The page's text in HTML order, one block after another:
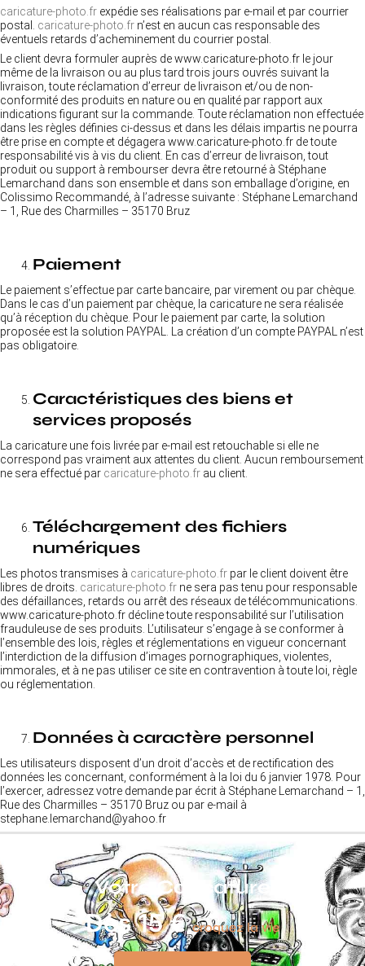
caricature-photo.fr expédie ses réalisations par e-mail et par courrier
postal. caricature-photo.fr n’est en aucun cas responsable des
éventuels retards d’acheminement du courrier postal.
Le client devra formuler auprès de www.caricature-photo.fr le jour
même de la livraison ou au plus tard trois jours ouvrés suivant la
livraison, toute réclamation d’erreur de livraison et/ou de non-
conformité des produits en nature ou en qualité par rapport aux
indications figurant sur la commande. Toute réclamation non effectuée
dans les règles définies ci-dessus et dans les délais impartis ne pourra
être prise en compte et dégagera www.caricature-photo.fr de toute
responsabilité vis à vis du client. En cas d’erreur de livraison, tout
produit ou support à rembourser devra être retourné à Stéphane
Lemarchand dans son ensemble et dans son emballage d’origine, en
Colissimo Recommandé, à l’adresse suivante : Stéphane Lemarchand
– 1, Rue des Charmilles – 35170 Bruz
Paiement
Le paiement s’effectue par carte bancaire, par virement ou par chèque.
Dans le cas d’un paiement par chèque, la caricature ne sera réalisée
qu’à réception du chèque. Pour le paiement par carte, la solution
proposée est la solution PAYPAL. La création d’un compte PAYPAL n’est
pas obligatoire.
Caractéristiques des biens et
services proposés
La caricature une fois livrée par e-mail est retouchable si elle ne
correspond pas vraiment aux attentes du client. Aucun remboursement
ne sera effectué par caricature-photo.fr au client.
Téléchargement des fichiers
numériques
Les photos transmises à caricature-photo.fr par le client doivent être
libres de droits. caricature-photo.fr ne sera pas tenu pour responsable
des défaillances, retards ou arrêt des réseaux de télécommunications.
www.caricature-photo.fr décline toute responsabilité sur l’utilisation
frauduleuse de ses produits. L’utilisateur s’engage à se conformer à
l’ensemble des lois, règles et réglementations en vigueur concernant
l’interdiction de la diffusion d’images pornographiques, violentes,
immorales, et à ne pas utiliser ce site en contravention à toute loi, règle
ou réglementation.
Données à caractère personnel
Les utilisateurs disposent d’un droit d’accès et de rectification des
données les concernant, conformément à la loi du 6 janvier 1978. Pour
l’exercer, adressez votre demande par écrit à Stéphane Lemarchand – 1,
Rue des Charmilles – 35170 Bruz ou par e-mail à
stephane.lemarchand@yahoo.fr
Votre Caricature
Dès 15 €croquez la vie